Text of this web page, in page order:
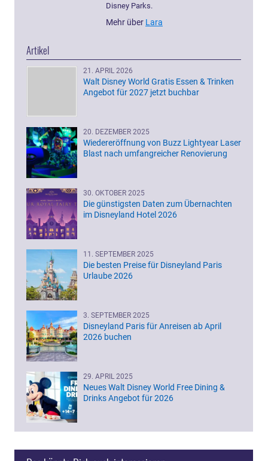
Disney Parks.
Mehr über Lara
Artikel
21. APRIL 2026
Walt Disney World Gratis Essen & Trinken
Angebot für 2027 jetzt buchbar
20. DEZEMBER 2025
Wiedereröffnung von Buzz Lightyear Laser
Blast nach umfangreicher Renovierung
30. OKTOBER 2025
Die günstigsten Daten zum Übernachten
im Disneyland Hotel 2026
11. SEPTEMBER 2025
Die besten Preise für Disneyland Paris
Urlaube 2026
3. SEPTEMBER 2025
Disneyland Paris für Anreisen ab April
2026 buchen
29. APRIL 2025
Neues Walt Disney World Free Dining &
Drinks Angebot für 2026